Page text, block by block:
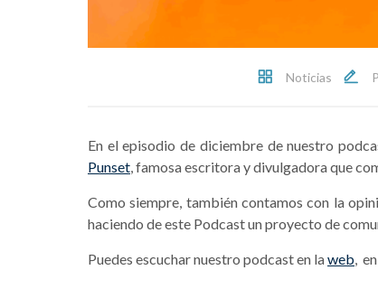
Noticias
En el episodio de diciembre de nuestro
Punset , famosa escritora y divulgadora que
Como siempre, también contamos con la
haciendo de este Podcast un proyecto de
Puedes escuchar nuestro podcast en laweb , en